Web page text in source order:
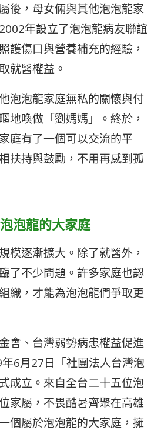
後，母女倆與其他泡泡龍家
年設立了泡泡龍病友聯誼
護傷口與營養補充的經驗，
就醫權益。
泡泡龍家庭無私的關懷與付
地喚做「劉媽媽」。終於，
庭有了一個可以交流的平
扶持與鼓勵，不用再感到孤
泡龍的大家庭
模逐漸擴大。除了就醫外，
了不少問題。許多家庭也認
織，才能為泡泡龍們爭取更
會、台灣弱勢病患權益促進
6月27日「社團法人台灣泡
成立。來自全台二十五位泡
家屬，不畏酷暑齊聚在高雄
個屬於泡泡龍的大家庭，擁